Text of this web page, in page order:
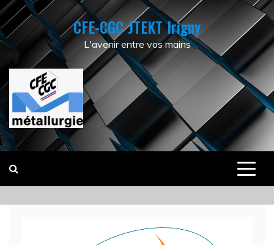
Skip
to
content
CFE-CGC JTEKT Irigny
L'avenir entre vos mains